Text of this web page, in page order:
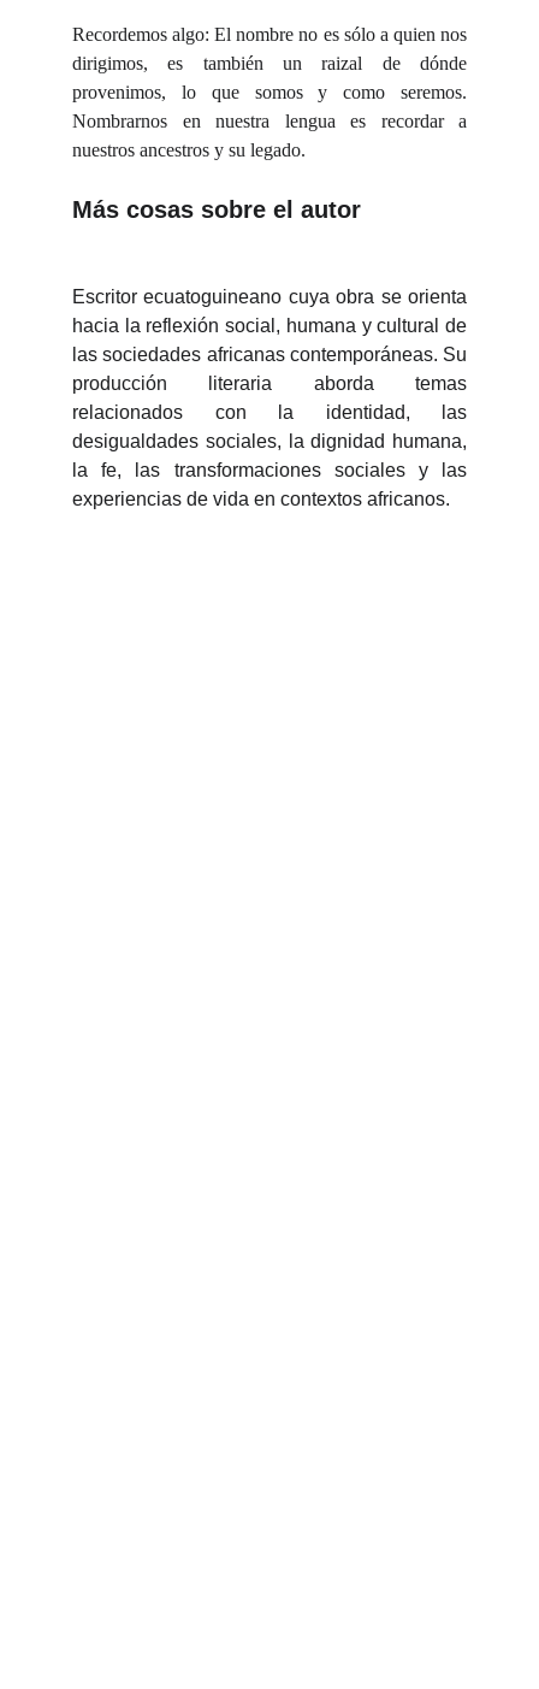
Recordemos algo: El nombre no es sólo a quien nos
dirigimos, es también un raizal de dónde
provenimos, lo que somos y como seremos.
Nombrarnos en nuestra lengua es recordar a
nuestros ancestros y su legado.
Más cosas sobre el autor
Escritor ecuatoguineano cuya obra se orienta
hacia la reflexión social, humana y cultural de
las sociedades africanas contemporáneas. Su
producción literaria aborda temas
relacionados con la identidad, las
desigualdades sociales, la dignidad humana,
la fe, las transformaciones sociales y las
experiencias de vida en contextos africanos.